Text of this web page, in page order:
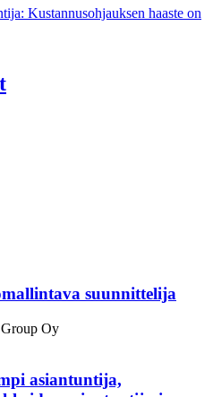
Kustannusohjauksen haaste on
suunnittelija
Oy
asiantuntija,